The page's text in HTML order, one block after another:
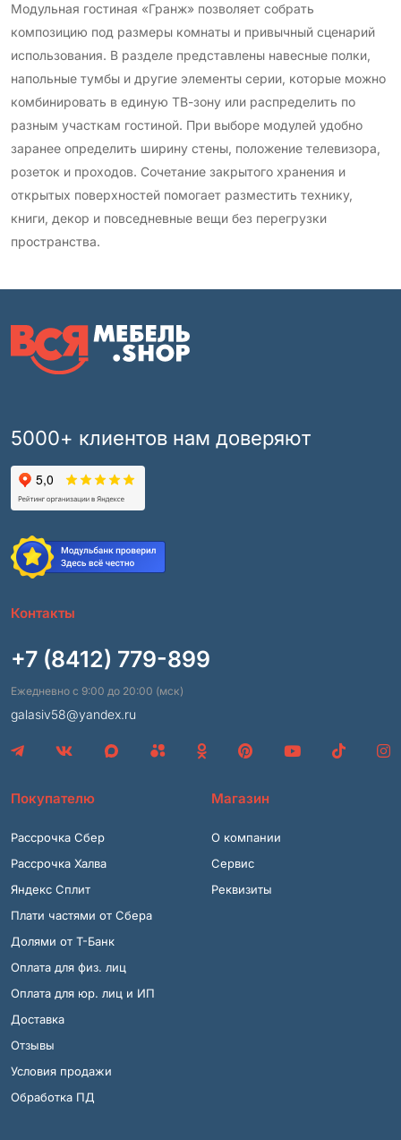
Модульная гостиная «Гранж» позволяет собрать
композицию под размеры комнаты и привычный сценарий
использования. В разделе представлены навесные полки,
напольные тумбы и другие элементы серии, которые можно
комбинировать в единую ТВ-зону или распределить по
разным участкам гостиной. При выборе модулей удобно
заранее определить ширину стены, положение телевизора,
розеток и проходов. Сочетание закрытого хранения и
открытых поверхностей помогает разместить технику,
книги, декор и повседневные вещи без перегрузки
пространства.
5000+ клиентов нам доверяют
Контакты
+7 (8412) 779-899
Ежедневно с 9:00 до 20:00 (мск)
galasiv58@yandex.ru
Покупателю
Рассрочка Сбер
Рассрочка Халва
Яндекс Сплит
Плати частями от Сбера
Долями от Т-Банк
Оплата для физ. лиц
Оплата для юр. лиц и ИП
Доставка
Отзывы
Условия продажи
Обработка ПД
Магазин
О компании
Сервис
Реквизиты